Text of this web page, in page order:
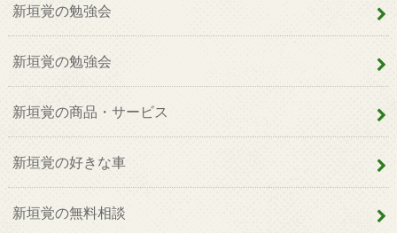
新垣覚の勉強会
新垣覚の勉強会
新垣覚の商品・サービス
新垣覚の好きな車
新垣覚の無料相談